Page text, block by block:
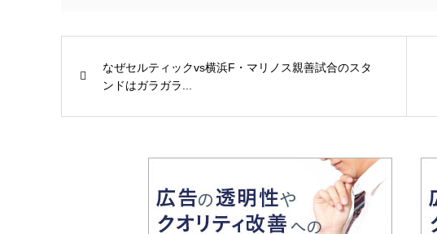
なぜセルティックvs横浜F・マリノス親善試合のスタ
ンドはガラガラ...